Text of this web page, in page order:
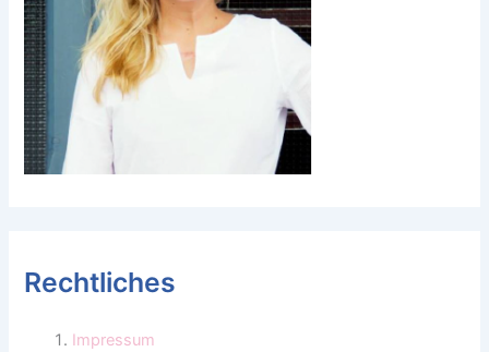
Rechtliches
Impressum